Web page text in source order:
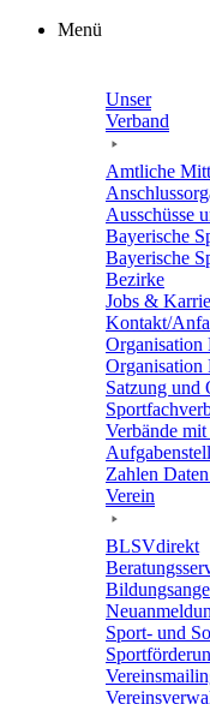
Zum
Menü
Unser
Verband
Amtli­che
Ausschüsse
Baye­ri­sche
Baye­ri­sche
Bezirke
Jobs &
Kontakt/​​
Orga­ni­sa­tion
Orga­ni­sa­tion
Satzung und
Verbände
Zahlen
Verein
BLSVdi­rekt
Sport- und